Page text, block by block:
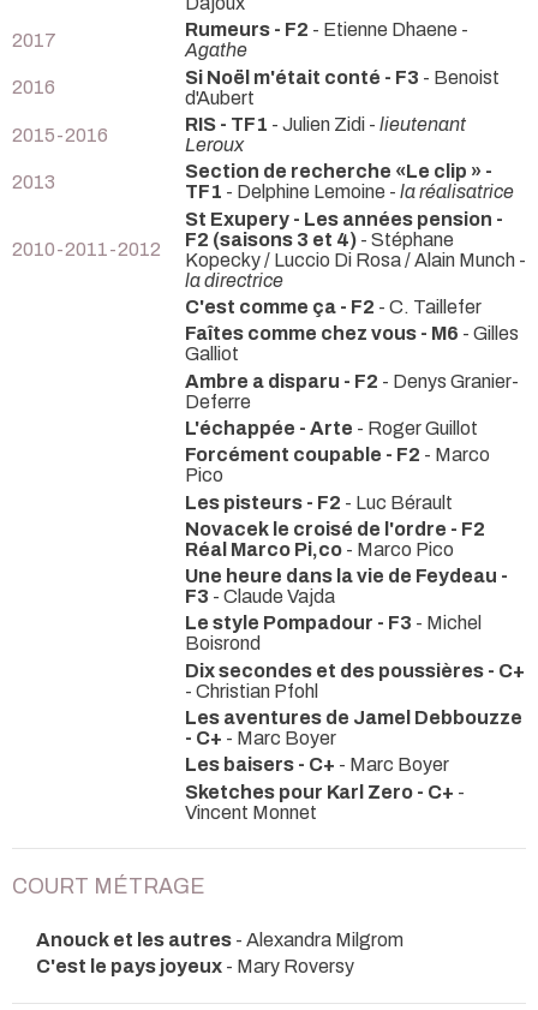
2017
Rumeurs - F2 - Etienne Dhaene -
Agathe
2016
Si Noël m'était conté - F3 - Benoist
d'Aubert
2015-2016
RIS - TF1 - Julien Zidi - lieutenant
Leroux
2013
Section de recherche «Le clip » -
TF1 - Delphine Lemoine - la réalisatrice
2010-2011-2012
St Exupery - Les années pension -
F2 (saisons 3 et 4) - Stéphane
Kopecky / Luccio Di Rosa / Alain Munch -
la directrice
C'est comme ça - F2 - C. Taillefer
Faîtes comme chez vous - M6 - Gilles
Galliot
Ambre a disparu - F2 - Denys Granier-
Deferre
L'échappée - Arte - Roger Guillot
Forcément coupable - F2 - Marco
Pico
Les pisteurs - F2 - Luc Bérault
Novacek le croisé de l'ordre - F2
Réal Marco Pi,co - Marco Pico
Une heure dans la vie de Feydeau -
F3 - Claude Vajda
Le style Pompadour - F3 - Michel
Boisrond
Dix secondes et des poussières - C+
- Christian Pfohl
Les aventures de Jamel Debbouzze
- C+ - Marc Boyer
Les baisers - C+ - Marc Boyer
Sketches pour Karl Zero - C+ -
Vincent Monnet
COURT MÉTRAGE
Anouck et les autres - Alexandra Milgrom
C'est le pays joyeux - Mary Roversy